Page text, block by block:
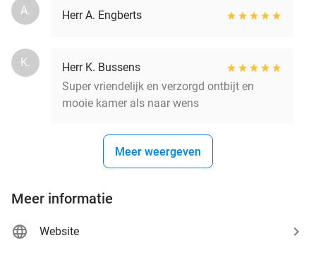
A. Herr A. Engberts
K.
Herr K. Bussens
Super vriendelijk en verzorgd ontbijt en
mooie kamer als naar wens
Meer weergeven
Meer informatie
Website